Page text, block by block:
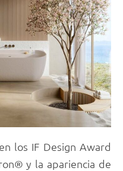
los IF Design Award
y la apariencia de